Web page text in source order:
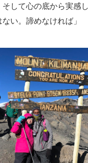
して心の底から実感
ない。諦めなければ」